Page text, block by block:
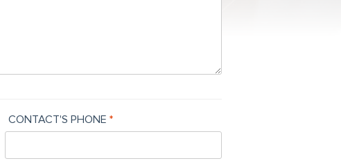
CONTACT'S PHONE